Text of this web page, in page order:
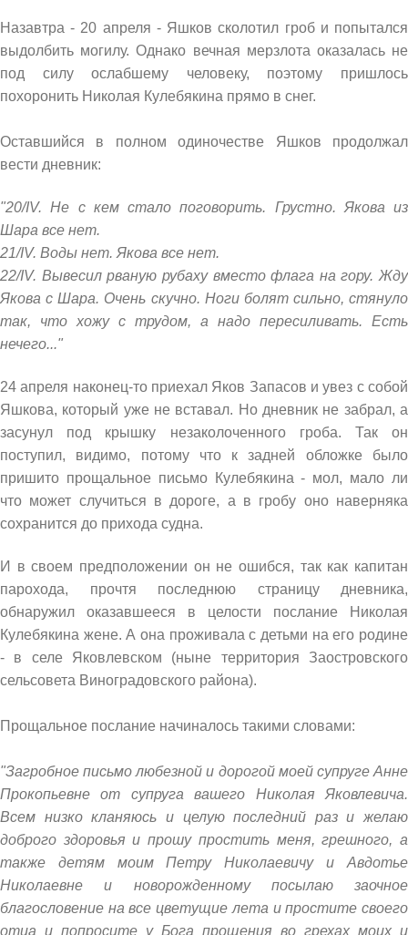
Назавтра - 20 апреля - Яшков сколотил гроб и попытался
выдолбить могилу. Однако вечная мерзлота оказалась не
под силу ослабшему человеку, поэтому пришлось
похоронить Николая Кулебякина прямо в снег.
Оставшийся в полном одиночестве Яшков продолжал
вести дневник:
"20/IV. Не с кем стало поговорить. Грустно. Якова из
Шара все нет.
21/IV. Воды нет. Якова все нет.
22/IV. Вывесил рваную рубаху вместо флага на гору. Жду
Якова с Шара. Очень скучно. Ноги болят сильно, стянуло
так, что хожу с трудом, а надо пересиливать. Есть
нечего..."
24 апреля наконец-то приехал Яков Запасов и увез с собой
Яшкова, который уже не вставал. Но дневник не забрал, а
засунул под крышку незаколоченного гроба. Так он
поступил, видимо, потому что к задней обложке было
пришито прощальное письмо Кулебякина - мол, мало ли
что может случиться в дороге, а в гробу оно наверняка
сохранится до прихода судна.
И в своем предположении он не ошибся, так как капитан
парохода, прочтя последнюю страницу дневника,
обнаружил оказавшееся в целости послание Николая
Кулебякина жене. А она проживала с детьми на его родине
- в селе Яковлевском (ныне территория Заостровского
сельсовета Виноградовского района).
Прощальное послание начиналось такими словами:
"Загробное письмо любезной и дорогой моей супруге Анне
Прокопьевне от супруга вашего Николая Яковлевича.
Всем низко кланяюсь и целую последний раз и желаю
доброго здоровья и прошу простить меня, грешного, а
также детям моим Петру Николаевичу и Авдотье
Николаевне и новорожденному посылаю заочное
благословение на все цветущие лета и простите своего
отца и попросите у Бога прощения во грехах моих и